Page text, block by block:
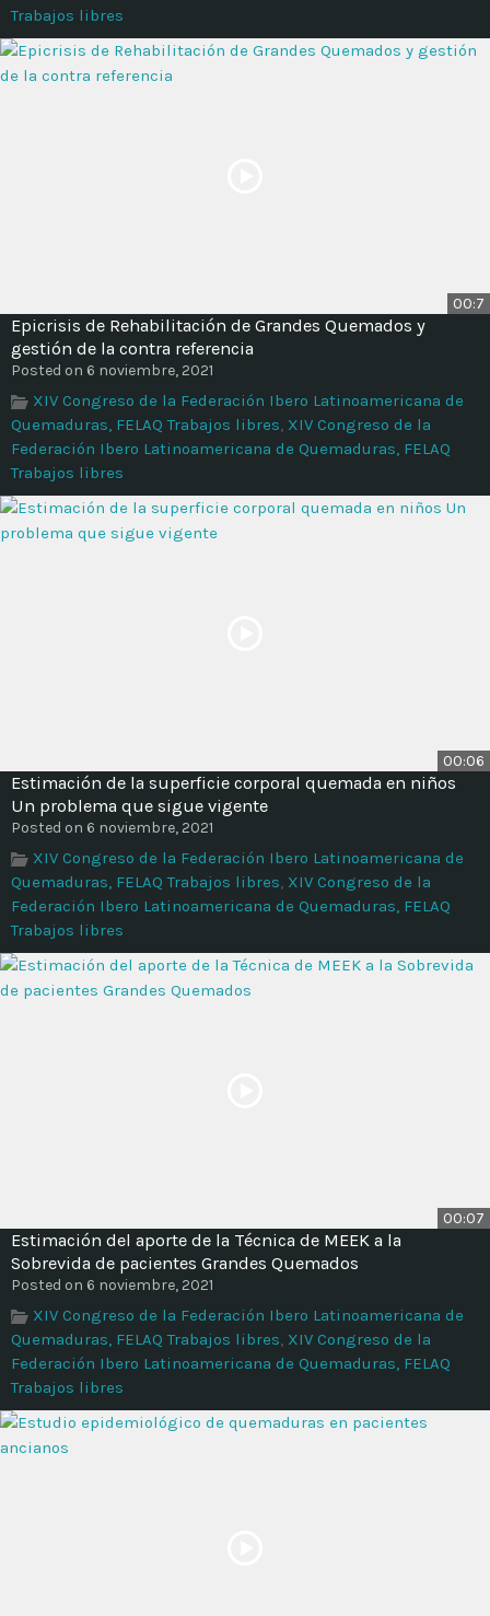
Trabajos libres
00:7
Epicrisis de Rehabilitación de Grandes Quemados y
gestión de la contra referencia
Posted on 6 noviembre, 2021
XIV Congreso de la Federación Ibero Latinoamericana de
Quemaduras, FELAQ Trabajos libres, XIV Congreso de la
Federación Ibero Latinoamericana de Quemaduras, FELAQ
Trabajos libres
00:06
Estimación de la superficie corporal quemada en niños
Un problema que sigue vigente
Posted on 6 noviembre, 2021
XIV Congreso de la Federación Ibero Latinoamericana de
Quemaduras, FELAQ Trabajos libres, XIV Congreso de la
Federación Ibero Latinoamericana de Quemaduras, FELAQ
Trabajos libres
00:07
Estimación del aporte de la Técnica de MEEK a la
Sobrevida de pacientes Grandes Quemados
Posted on 6 noviembre, 2021
XIV Congreso de la Federación Ibero Latinoamericana de
Quemaduras, FELAQ Trabajos libres, XIV Congreso de la
Federación Ibero Latinoamericana de Quemaduras, FELAQ
Trabajos libres